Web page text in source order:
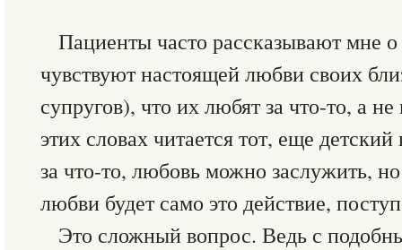
Пациенты часто рассказывают мне
чувствуют настоящей любви своих
супругов), что их любят за что-то, а
этих словах читается тот, еще
за что-то, любовь можно заслужить,
любви будет само это действие,
Это сложный вопрос. Ведь с